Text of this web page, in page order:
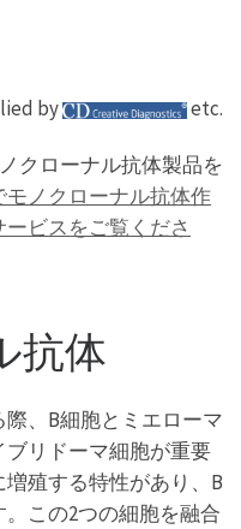
by etc.
クローナル抗体製品を
モノクローナル抗体作
ビスをご覧くださ
抗体
、B細胞とミエローマ
リドーマ細胞が重要
殖する特性があり、B
この2つの細胞を融合